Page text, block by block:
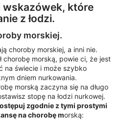
które
z łodzi.
morskiej.
choroby morskiej, a inni nie.
chorobę morską, powie ci, że jest
na świecie i może szybko
dniem nurkowania.
morską zaczyna się na długo
stopę na łodzi nurkowej.
zgodnie z tymi prostymi
na chorobę morską: